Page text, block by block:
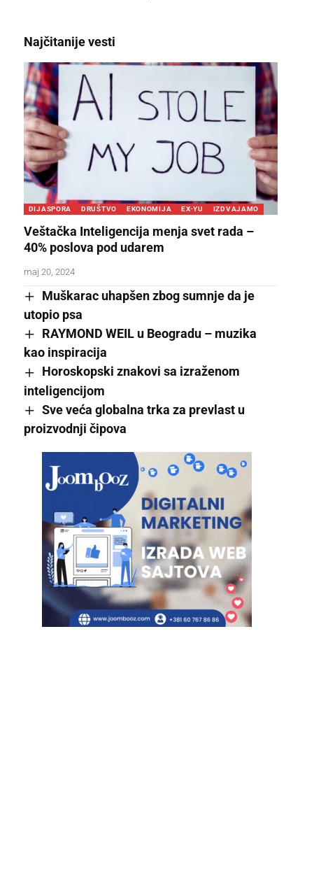
Najčitanije vesti
DIJASPORA DRUŠTVO EKONOMIJA EX-YU IZDVAJAMO
Veštačka Inteligencija menja svet rada –
40% poslova pod udarem
maj 20, 2024
Muškarac uhapšen zbog sumnje da je
utopio psa
RAYMOND WEIL u Beogradu – muzika
kao inspiracija
Horoskopski znakovi sa izraženom
inteligencijom
Sve veća globalna trka za prevlast u
proizvodnji čipova